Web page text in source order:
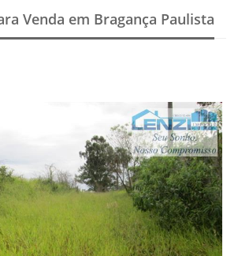
Venda em Bragança Paulista